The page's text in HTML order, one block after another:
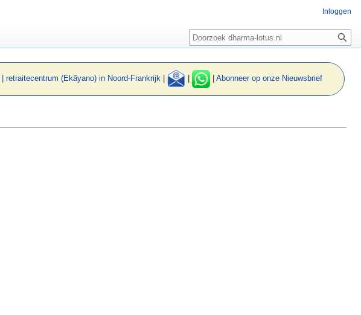
| retraitecentrum (Ekãyano) in Noord-Frankrijk Abonneer op onze Nieuwsbrief
Inloggen
Zoeken